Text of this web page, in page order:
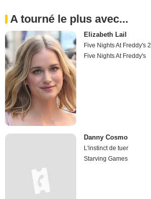
A tourné le plus avec...
Elizabeth Lail
Five Nights At Freddy's 2
Five Nights At Freddy's
Danny Cosmo
L'instinct de tuer
Starving Games